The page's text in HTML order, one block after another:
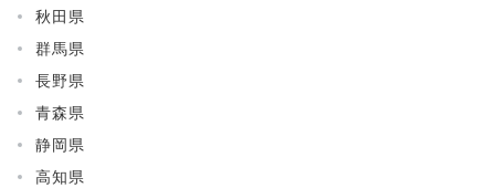
秋田県
群馬県
長野県
青森県
静岡県
高知県